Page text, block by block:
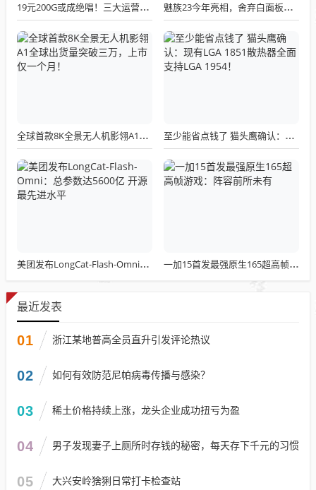
19元200G或成绝唱！三大运营商关停所有第三方渠道：被指变相涨价 魅族23今年亮相，舍弃白面板设计，白面板手机成绝版传统
全球首款8K全景无人机影翎A1全球出货量突破三万，上市仅一个月！ 至少能省点钱了 猫头鹰确认：现有LGA 1851散热器全面支持LGA 1954！
美团发布LongCat-Flash-Omni：总参数达5600亿 开源最先进水平 一加15首发最强原生165超高帧游戏：阵容前所未有
最近发表
01 浙江某地普高全员直升引发评论热议
02 如何有效防范尼帕病毒传播与感染？
03 稀土价格持续上涨，龙头企业成功扭亏为盈
04 男子发现妻子上厕所时存钱的秘密，每天存下千元的习惯
05 大兴安岭猞猁日常打卡检查站